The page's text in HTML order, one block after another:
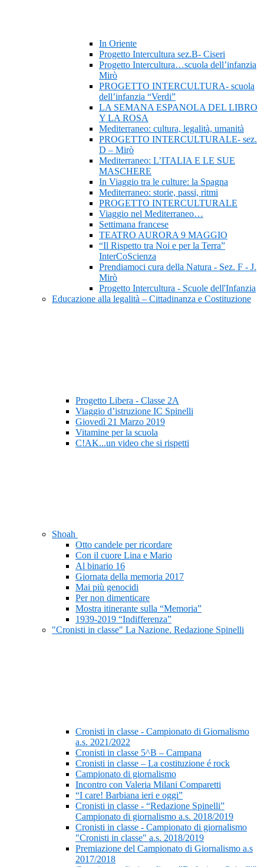
In Oriente
Progetto Intercultura sez.B- Ciseri
Progetto Intercultura…scuola dell’infanzia
Mirò
PROGETTO INTERCULTURA- scuola
dell’infanzia “Verdi”
LA SEMANA ESPANOLA DEL LIBRO
Y LA ROSA
Mediterraneo: cultura, legalità, umanità
PROGETTO INTERCULTURALE- sez.
D – Mirò
Mediterraneo: L’ITALIA E LE SUE
MASCHERE
In Viaggio tra le culture: la Spagna
Mediterraneo: storie, passi, ritmi
PROGETTO INTERCULTURALE
Viaggio nel Mediterraneo…
Settimana francese
TEATRO AURORA 9 MAGGIO
“Il Rispetto tra Noi e per la Terra”
InterCoScienza
Prendiamoci cura della Natura - Sez. F - J.
Mirò
Progetto Intercultura - Scuole dell'Infanzia
Educazione alla legalità – Cittadinanza e Costituzione
Progetto Libera - Classe 2A
Viaggio d’istruzione IC Spinelli
Giovedì 21 Marzo 2019
Vitamine per la scuola
C!AK...un video che si rispetti
Shoah
Otto candele per ricordare
Con il cuore Lina e Mario
Al binario 16
Giornata della memoria 2017
Mai più genocidi
Per non dimenticare
Mostra itinerante sulla “Memoria”
1939-2019 “Indifferenza”
"Cronisti in classe" La Nazione. Redazione Spinelli
Cronisti in classe - Campionato di Giornalismo
a.s. 2021/2022
Cronisti in classe 5^B – Campana
Cronisti in classe – La costituzione é rock
Campionato di giornalismo
Incontro con Valeria Milani Comparetti
“I care! Barbiana ieri e oggi”
Cronisti in classe - “Redazione Spinelli”
Campionato di giornalismo a.s. 2018/2019
Cronisti in classe - Campionato di giornalismo
"Cronisti in classe" a.s. 2018/2019
Premiazione del Campionato di Giornalismo a.s
2017/2018